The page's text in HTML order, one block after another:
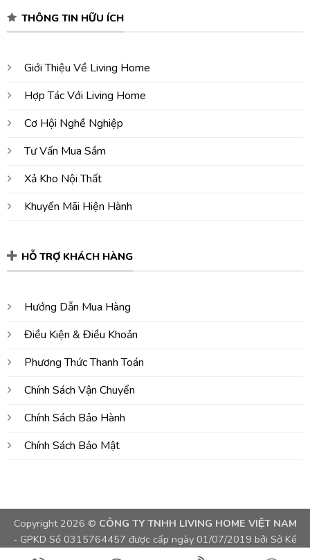
THÔNG TIN HỮU ÍCH
Giới Thiệu Về Living Home
Hợp Tác Với Living Home
Cơ Hội Nghề Nghiệp
Tư Vấn Mua Sắm
Xả Kho Nội Thất
Khuyến Mãi Hiện Hành
HỖ TRỢ KHÁCH HÀNG
Hướng Dẫn Mua Hàng
Điều Kiện & Điều Khoản
Phương Thức Thanh Toán
Chính Sách Vận Chuyển
Chính Sách Bảo Hành
Chính Sách Bảo Mật
Copyright 2026 © CÔNG TY TNHH LIVING HOME VIỆT NAM
- GPKD Số 0315764457 được cấp ngày 01/07/2019 bởi Sở Kế
Hoạch và Đầu Tư TPHCM, Việt Nam